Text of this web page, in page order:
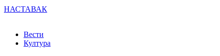
НАСТАВАК
Вести
Култура